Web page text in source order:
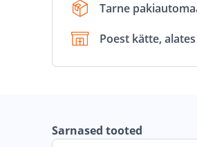
Tarne
Poest kätte,
Sarnased tooted